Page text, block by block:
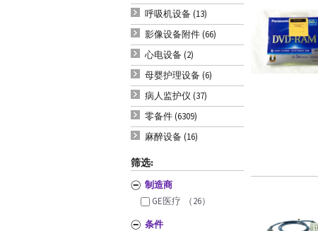
呼吸机设备 (13)
影像设备附件 (66)
心电设备 (2)
母婴护理设备 (6)
病人监护仪 (37)
零备件 (6309)
麻醉设备 (16)
筛选:
制造商
GE医疗
（26）
条件